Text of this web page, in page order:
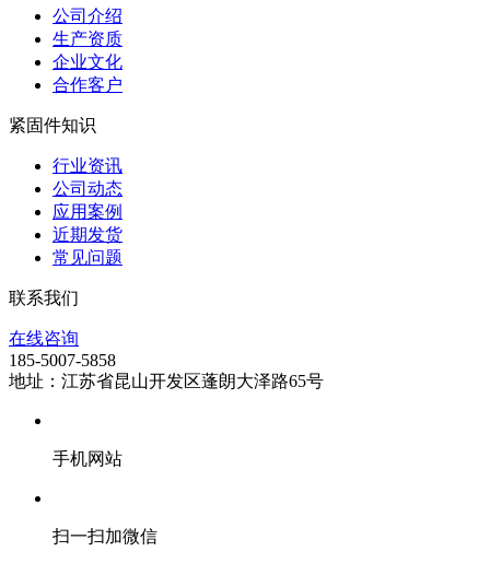
公司介绍
生产资质
企业文化
合作客户
紧固件知识
行业资讯
公司动态
应用案例
近期发货
常见问题
联系我们
在线咨询
185-5007-5858
地址：江苏省昆山开发区蓬朗大泽路65号
手机网站
扫一扫加微信